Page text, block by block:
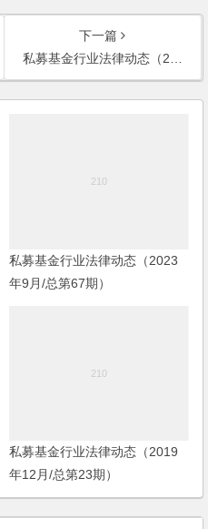
下一篇
私募基金行业法律动态（2020年3月/总第25期）
私募基金行业法律动态（2023
年9月/总第67期）
私募基金行业法律动态（2019
年12月/总第23期）